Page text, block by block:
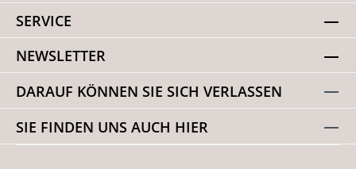
SERVICE
NEWSLETTER
DARAUF KÖNNEN SIE SICH VERLASSEN
SIE FINDEN UNS AUCH HIER